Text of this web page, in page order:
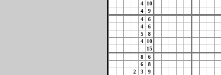
4 10
4
9
4
6
4
6
5
8
4 10
15
8
6
6
8
2
3
9